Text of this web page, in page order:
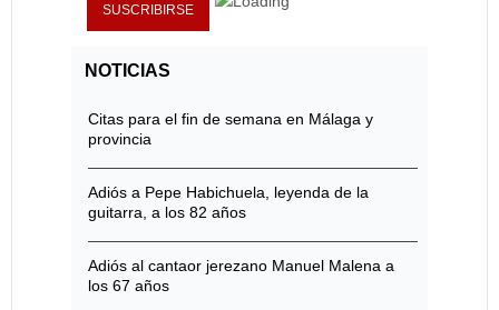
NOTICIAS
Citas para el fin de semana en Málaga y
provincia
Adiós a Pepe Habichuela, leyenda de la
guitarra, a los 82 años
Adiós al cantaor jerezano Manuel Malena a
los 67 años